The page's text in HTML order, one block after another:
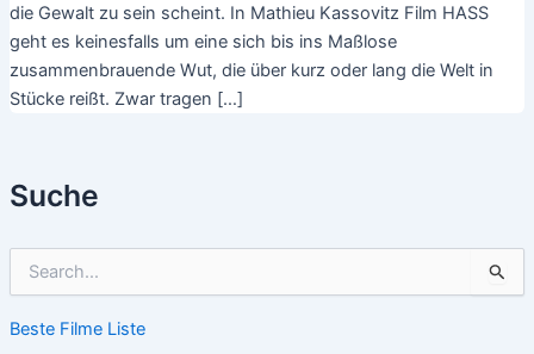
Suche
h
Beste Filme Liste
die Gewalt zu sein scheint. In Mathieu Kassovitz Film HASS
geht es keinesfalls um eine sich bis ins Maßlose
zusammenbrauende Wut, die über kurz oder lang die Welt in
Stücke reißt. Zwar tragen […]